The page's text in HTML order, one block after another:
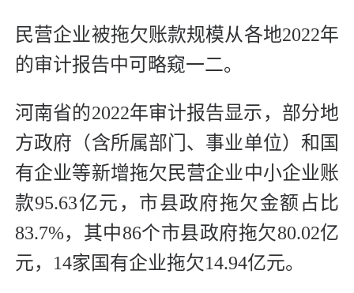
民营企业被拖欠账款规模从各地2022年
的审计报告中可略窥一二。
河南省的2022年审计报告显示，部分地
方政府（含所属部门、事业单位）和国
有企业等新增拖欠民营企业中小企业账
款95.63亿元，市县政府拖欠金额占比
83.7%，其中86个市县政府拖欠80.02亿
元，14家国有企业拖欠14.94亿元。